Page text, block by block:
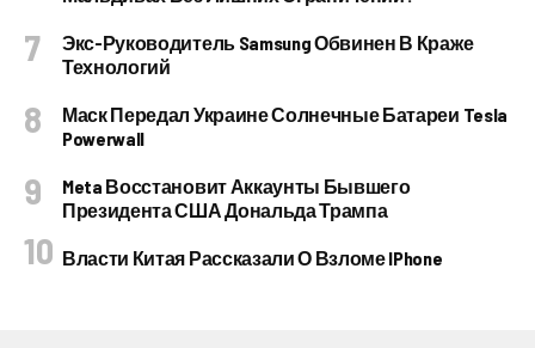
Экс-Руководитель Samsung Обвинен В Краже
Технологий
Маск Передал Украине Солнечные Батареи Tesla
Powerwall
Meta Восстановит Аккаунты Бывшего
Президента США Дональда Трампа
Власти Китая Рассказали О Взломе IPhone